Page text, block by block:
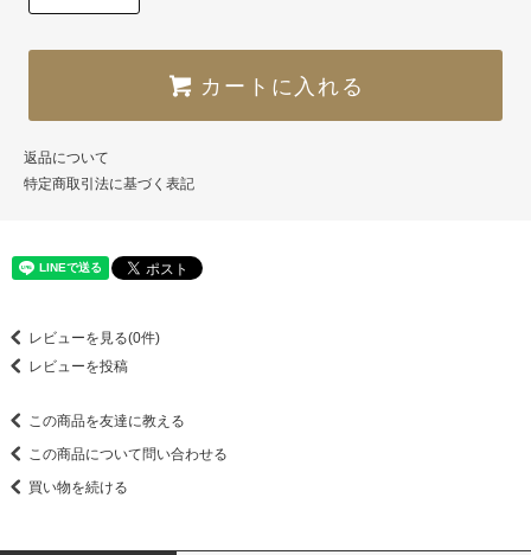
カートに入れる
返品について
特定商取引法に基づく表記
レビューを見る(0件)
レビューを投稿
この商品を友達に教える
この商品について問い合わせる
買い物を続ける